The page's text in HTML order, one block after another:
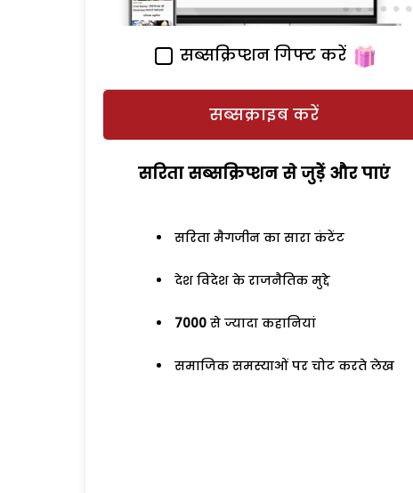
सब्सक्रिप्शन गिफ्ट करें
सब्सक्राइब करें
सरिता सब्सक्रिप्शन से जुड़ेें और पाएं
सरिता मैगजीन का सारा कंटेंट
देश विदेश के राजनैतिक मुद्दे
7000 से ज्यादा कहानियां
समाजिक समस्याओं पर चोट करते लेख